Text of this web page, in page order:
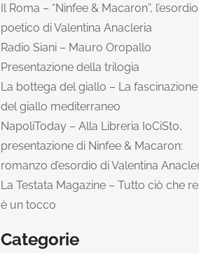
Il Roma – “Ninfee & Macaron”, l’esordio
poetico di Valentina Anacleria
Radio Siani – Mauro Oropallo
Presentazione della trilogia
La bottega del giallo – La fascinazione
del giallo mediterraneo
NapoliToday – Alla Libreria IoCiSto,
presentazione di Ninfee & Macaron:
romanzo d’esordio di Valentina
La Testata Magazine – Tutto ciò che
è un tocco
Categorie